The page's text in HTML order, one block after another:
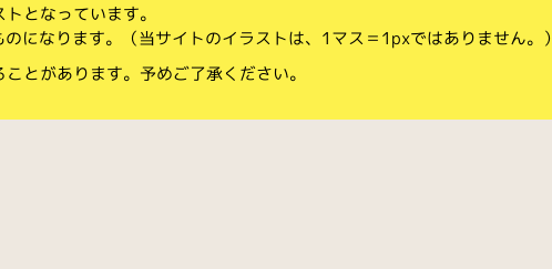
となっています。
になります。（当サイトのイラストは、1マス＝1pxではありません。）
とがあります。予めご了承ください。